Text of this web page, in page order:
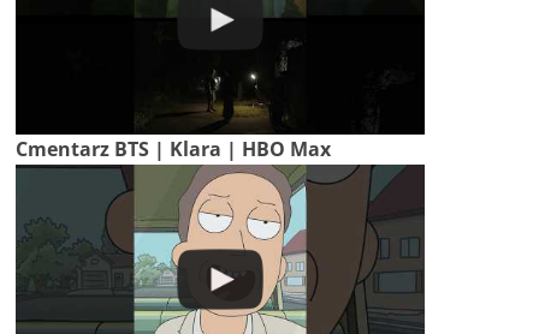
Cmentarz BTS | Klara | HBO Max